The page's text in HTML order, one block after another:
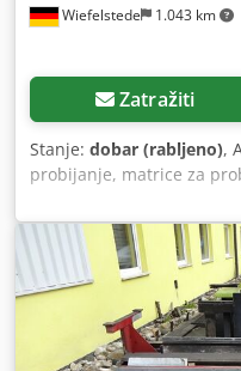
Wiefelstede 1.043 km
Zatražiti
Stanje: dobar (rabljeno),
probijanje, matrice za
nosač matrice -Alat za
otvora: Ø 73 mm /
razmak između rupa: 90/
pogledajte fotografije -
mm -Težina: 6,8 kg